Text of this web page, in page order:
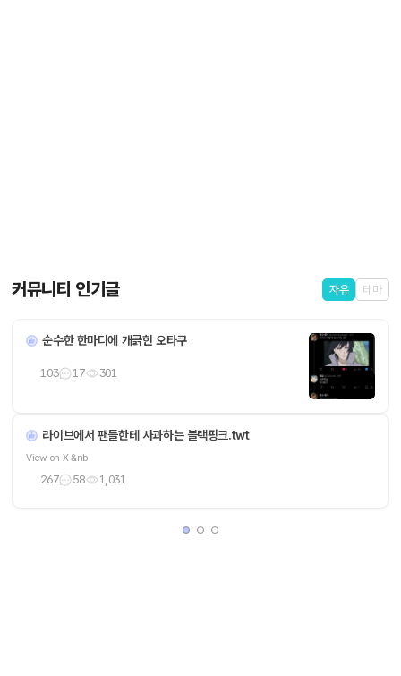
커뮤니티 인기글 자유 테마
순수한 한마디에 개긁힌 오타쿠
103 17 301
라이브에서 팬들한테 사과하는 블랙핑크.twt
View on X &nb
267 58 1,031